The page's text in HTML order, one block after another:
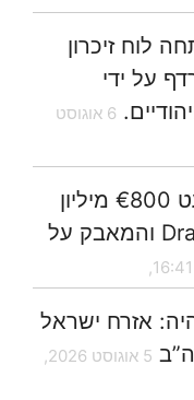
לוח זיכרון
על ידי
6 אוגוסט
גרמניה הקצתה לישראל כמעט €800 מיליון
לנשק: צוללת Drakon, Arrow 3 והמאבק על
אזרח ישראל
5 אוגוסט 2026,